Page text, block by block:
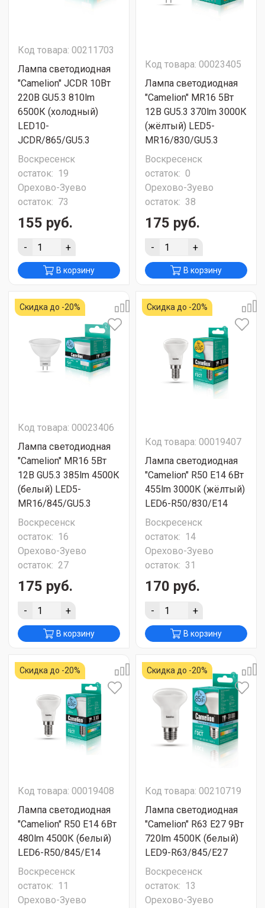
Код товара: 00211703
Лампа светодиодная
"Camelion" JCDR 10Вт
220В GU5.3 810lm
6500К (холодный)
LED10-
JCDR/865/GU5.3
Воскресенск
остаток: 19
Орехово-Зуево
остаток: 73
155 руб.
- +
В корзину
Код товара: 00023405
Лампа светодиодная
"Camelion" MR16 5Вт
12В GU5.3 370lm 3000К
(жёлтый) LED5-
MR16/830/GU5.3
Воскресенск
остаток: 0
Орехово-Зуево
остаток: 38
175 руб.
- +
В корзину
Скидка до -20%
Код товара: 00023406
Лампа светодиодная
"Camelion" MR16 5Вт
12В GU5.3 385lm 4500К
(белый) LED5-
MR16/845/GU5.3
Воскресенск
остаток: 16
Орехово-Зуево
остаток: 27
175 руб.
- +
В корзину
Скидка до -20%
Код товара: 00019407
Лампа светодиодная
"Camelion" R50 Е14 6Вт
455lm 3000К (жёлтый)
LED6-R50/830/E14
Воскресенск
остаток: 14
Орехово-Зуево
остаток: 31
170 руб.
- +
В корзину
Скидка до -20%
Код товара: 00019408
Лампа светодиодная
"Camelion" R50 Е14 6Вт
480lm 4500К (белый)
LED6-R50/845/E14
Воскресенск
остаток: 11
Орехово-Зуево
Скидка до -20%
Код товара: 00210719
Лампа светодиодная
"Camelion" R63 Е27 9Вт
720lm 4500К (белый)
LED9-R63/845/E27
Воскресенск
остаток: 13
Орехово-Зуево